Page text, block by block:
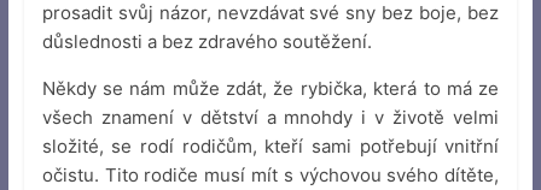
prosadit svůj názor, nevzdávat své sny bez boje, bez
důslednosti a bez zdravého soutěžení.
Někdy se nám může zdát, že rybička, která to má ze
všech znamení v dětství a mnohdy i v životě velmi
složité, se rodí rodičům, kteří sami potřebují vnitřní
očistu. Tito rodiče musí mít s výchovou svého dítěte,